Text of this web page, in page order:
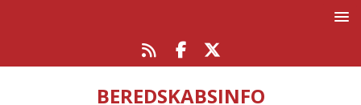
BEREDSKABSINFO